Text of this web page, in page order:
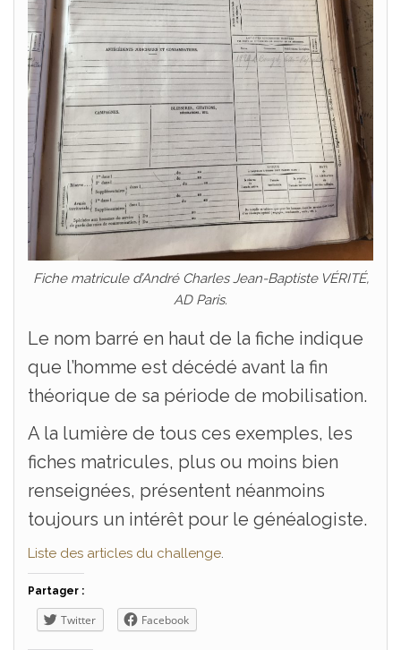
Fiche matricule d’André Charles Jean-Baptiste VÉRITÉ,
AD Paris.
Le nom barré en haut de la fiche indique
que l’homme est décédé avant la fin
théorique de sa période de mobilisation.
A la lumière de tous ces exemples, les
fiches matricules, plus ou moins bien
renseignées, présentent néanmoins
toujours un intérêt pour le généalogiste.
Liste des articles du challenge
Partager :
Twitter Facebook